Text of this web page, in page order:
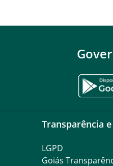
Transparência
LGPD
Goiás